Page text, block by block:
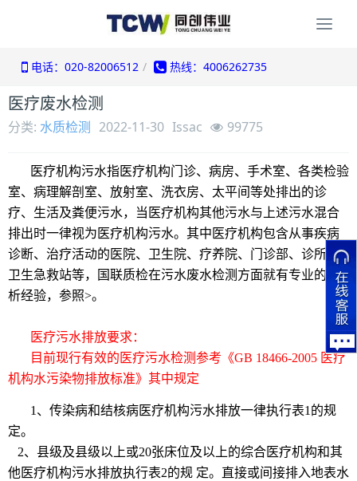
电话：020-82006512 热线：4006262735
医疗废水检测
分类: 水质检测 2022-11-30 Issac 99775
医疗机构污水指医疗机构门诊、病房、手术室、各类检验
室、病理解剖室、放射室、洗衣房、太平间等处排出的诊
疗、生活及粪便污水，当医疗机构其他污水与上述污水混合
排出时一律视为医疗机构污水。其中医疗机构包含从事疾病
诊断、治疗活动的医院、卫生院、疗养院、门诊部、诊所、
卫生急救站等，国联质检在污水废水检测方面就有专业的分
析经验，参照>。
医疗污水排放要求：
目前现行有效的医疗污水检测参考《GB 18466-2005 医疗
机构水污染物排放标准》其中规定
1、传染病和结核病医疗机构污水排放一律执行表1的规
定。
2、县级及县级以上或20张床位及以上的综合医疗机构和其
他医疗机构污水排放执行表2的规 定。直接或间接排入地表水